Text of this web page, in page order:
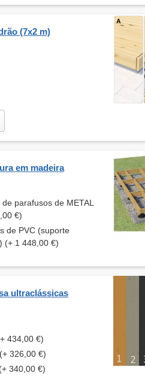
(7x2 m)
em madeira
parafusos de METAL
€)
de PVC (suporte
(+ 1 448,00 €)
ultraclássicas
434,00 €)
326,00 €)
340,00 €)